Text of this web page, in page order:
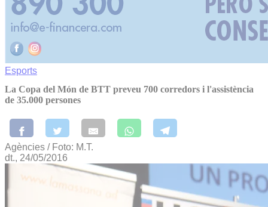
Esports
La Copa del Món de BTT preveu 700 corredors i l'assistència
de 35.000 persones
Agències / Foto: M.T.
dt., 24/05/2016